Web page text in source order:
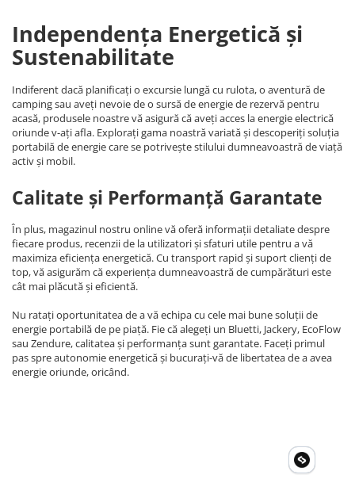
Independența Energetică și
Sustenabilitate
Indiferent dacă planificați o excursie lungă cu rulota, o aventură de
camping sau aveți nevoie de o sursă de energie de rezervă pentru
acasă, produsele noastre vă asigură că aveți acces la energie electrică
oriunde v-ați afla. Explorați gama noastră variată și descoperiți soluția
portabilă de energie care se potrivește stilului dumneavoastră de viață
activ și mobil.
Calitate și Performanță Garantate
În plus, magazinul nostru online vă oferă informații detaliate despre
fiecare produs, recenzii de la utilizatori și sfaturi utile pentru a vă
maximiza eficiența energetică. Cu transport rapid și suport clienți de
top, vă asigurăm că experiența dumneavoastră de cumpărături este
cât mai plăcută și eficientă.
Nu ratați oportunitatea de a vă echipa cu cele mai bune soluții de
energie portabilă de pe piață. Fie că alegeți un Bluetti, Jackery, EcoFlow
sau Zendure, calitatea și performanța sunt garantate. Faceți primul
pas spre autonomie energetică și bucurați-vă de libertatea de a avea
energie oriunde, oricând.